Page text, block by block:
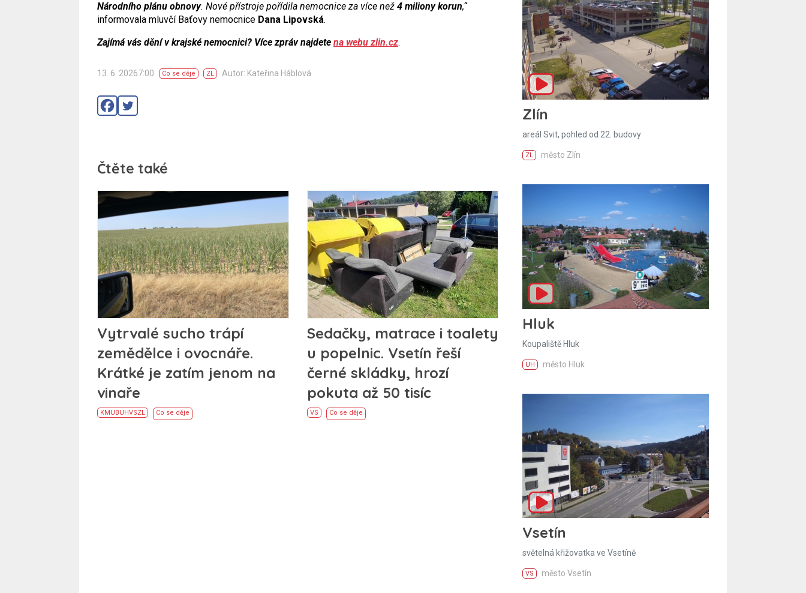
Národního plánu obnovy. Nové přístroje pořídila nemocnice za více než 4 miliony korun,“
informovala mluvčí Baťovy nemocnice Dana Lipovská.
Zajímá vás dění v krajské nemocnici? Více zpráv najdete na webu zlin.cz.
13. 6. 20267:00 Co se děje ZL Autor: Kateřina Háblová
Čtěte také
Vytrvalé sucho trápí
zemědělce i ovocnáře.
Krátké je zatím jenom na
vinaře
KMUBUHVSZL Co se děje
Sedačky, matrace i toalety
u popelnic. Vsetín řeší
černé skládky, hrozí
pokuta až 50 tisíc
VS Co se děje
Zlín
areál Svit, pohled od 22. budovy
ZL město Zlín
Hluk
Koupaliště Hluk
UH město Hluk
Vsetín
světelná křižovatka ve Vsetíně
VS město Vsetín